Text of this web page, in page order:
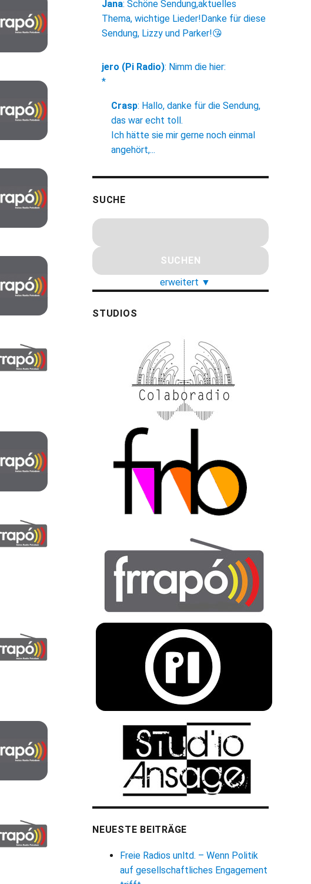
Jana: Schöne Sendung,aktuelles
Thema, wichtige Lieder!Danke für diese
Sendung, Lizzy und Parker!😘
jero (Pi Radio): Nimm die hier:
*
Crasp: Hallo, danke für die Sendung,
das war echt toll.
Ich hätte sie mir gerne noch einmal
angehört,...
SUCHE
erweitert ▼
STUDIOS
NEUESTE BEITRÄGE
Freie Radios unltd. – Wenn Politik
auf gesellschaftliches Engagement